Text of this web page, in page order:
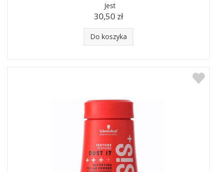
Jest
30,50 zł
Do koszyka